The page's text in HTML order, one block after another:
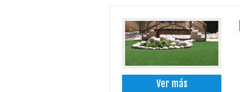
Ver más